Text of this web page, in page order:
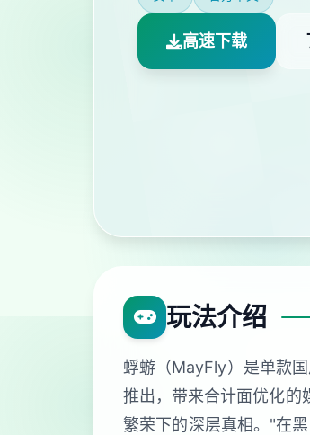
高速下载
玩法介绍
蜉蝣（MayFly）是单款
推出，带来合计面优化的
繁荣下的深层真相。"在